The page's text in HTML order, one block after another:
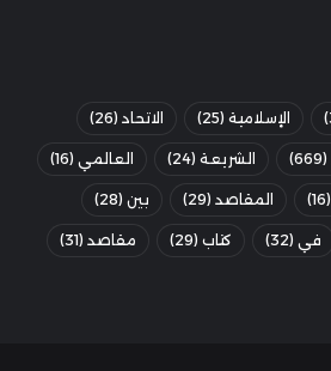
الإسلامية (25) الاتحاد (26)
(669) الشريعة (24) العالمي (16)
(16) المقاصد (29) بين (28)
في (32) كتاب (29) مقاصد (31)